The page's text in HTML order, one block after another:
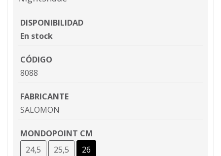
DISPONIBILIDAD
En stock
CÓDIGO
8088
FABRICANTE
SALOMON
MONDOPOINT CM
24,5
25,5 26